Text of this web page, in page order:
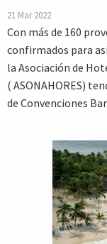
21 Mar 2022
Con más de 160
confirmados para
la Asociación de
( ASONAHORES)
de Convenciones